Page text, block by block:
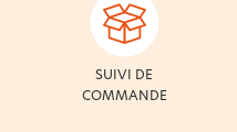
SUIVI DE
COMMANDE